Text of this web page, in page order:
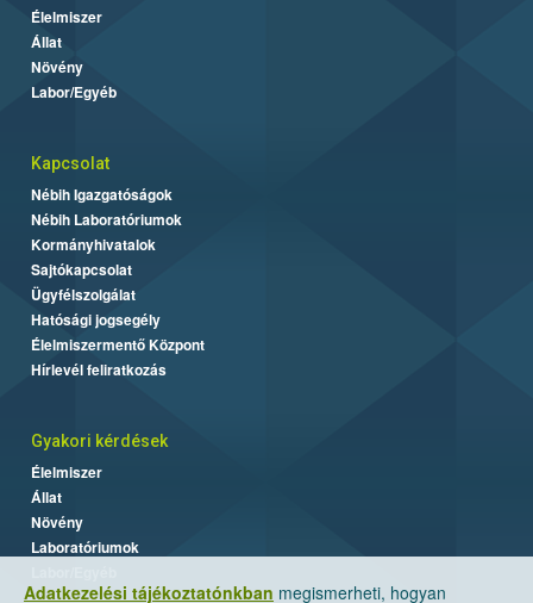
Adatkezelési tájékoztatónkban megismerheti, hogyan
Élelmiszer
Állat
Növény
Labor/Egyéb
Kapcsolat
Nébih Igazgatóságok
Nébih Laboratóriumok
Kormányhivatalok
Sajtókapcsolat
Ügyfélszolgálat
Hatósági jogsegély
Élelmiszermentő Központ
Hírlevél feliratkozás
Gyakori kérdések
Élelmiszer
Állat
Növény
Laboratóriumok